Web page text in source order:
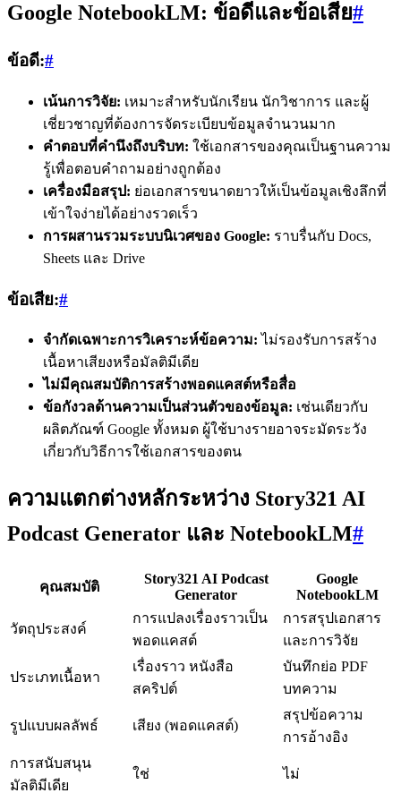
Google NotebookLM: ข้อดีและข้อเสีย#
ข้อดี:#
เน้นการวิจัย: เหมาะสำหรับนักเรียน นักวิชาการ และผู้
เชี่ยวชาญที่ต้องการจัดระเบียบข้อมูลจำนวนมาก
คำตอบที่คำนึงถึงบริบท: ใช้เอกสารของคุณเป็นฐานความ
รู้เพื่อตอบคำถามอย่างถูกต้อง
เครื่องมือสรุป: ย่อเอกสารขนาดยาวให้เป็นข้อมูลเชิงลึกที่
เข้าใจง่ายได้อย่างรวดเร็ว
การผสานรวมระบบนิเวศของ Google: ราบรื่นกับ Docs,
Sheets และ Drive
ข้อเสีย:#
จำกัดเฉพาะการวิเคราะห์ข้อความ: ไม่รองรับการสร้าง
เนื้อหาเสียงหรือมัลติมีเดีย
ไม่มีคุณสมบัติการสร้างพอดแคสต์หรือสื่อ
ข้อกังวลด้านความเป็นส่วนตัวของข้อมูล: เช่นเดียวกับ
ผลิตภัณฑ์ Google ทั้งหมด ผู้ใช้บางรายอาจระมัดระวัง
เกี่ยวกับวิธีการใช้เอกสารของตน
ความแตกต่างหลักระหว่าง Story321 AI
Podcast Generator และ NotebookLM#
คุณสมบัติ
Story321 AI Podcast
Generator
Google
NotebookLM
วัตถุประสงค์
การแปลงเรื่องราวเป็น
พอดแคสต์
การสรุปเอกสาร
และการวิจัย
ประเภทเนื้อหา
เรื่องราว หนังสือ
สคริปต์
บันทึกย่อ PDF
บทความ
รูปแบบผลลัพธ์ เสียง (พอดแคสต์)
สรุปข้อความ
การอ้างอิง
การสนับสนุน
มัลติมีเดีย
ใช่ ไม่